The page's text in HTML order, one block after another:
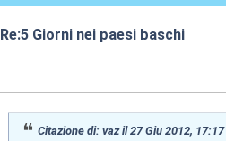
Re:5 Giorni nei paesi baschi
Citazione di: vaz il 27 Giu 2012, 17:17